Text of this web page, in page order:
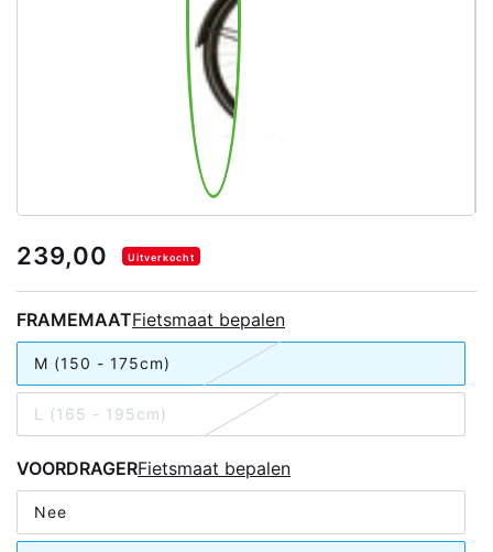
239,00 Uitverkocht
FRAMEMAATFietsmaat bepalen
M (150 - 175cm)
L (165 - 195cm)
VOORDRAGERFietsmaat bepalen
Nee